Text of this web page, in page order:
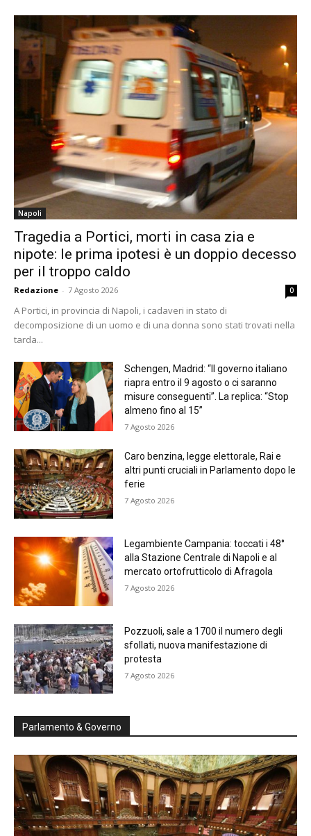
Napoli
Tragedia a Portici, morti in casa zia e
nipote: le prima ipotesi è un doppio decesso
per il troppo caldo
Redazione - 7 Agosto 2026 0
A Portici, in provincia di Napoli, i cadaveri in stato di
decomposizione di un uomo e di una donna sono stati trovati nella
tarda...
Schengen, Madrid: “Il governo italiano
riapra entro il 9 agosto o ci saranno
misure conseguenti”. La replica: “Stop
almeno fino al 15”
7 Agosto 2026
Caro benzina, legge elettorale, Rai e
altri punti cruciali in Parlamento dopo le
ferie
7 Agosto 2026
Legambiente Campania: toccati i 48°
alla Stazione Centrale di Napoli e al
mercato ortofrutticolo di Afragola
7 Agosto 2026
Pozzuoli, sale a 1700 il numero degli
sfollati, nuova manifestazione di
protesta
7 Agosto 2026
Parlamento & Governo